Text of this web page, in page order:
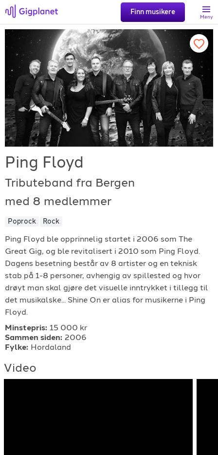
Finn musikere
Meny
Favoritter
Logg inn
Registrer artist
Gigplanet
For musiker
Support
Ping Floyd
Tributeband fra Bergen
med 8 medlemmer
Poprock Rock
Ping Floyd ble opprinnelig startet i 2006 som The
Great Gig, og ble revitalisert i 2010 som Ping Floyd.
Dagens besetning består av 8 artister og en teknisk
stab på 1-8 personer, avhengig av spillested og hvor
drøyt man skal gjøre det visuelle inntrykket i tillegg til
det musikalske... Shine On er alias for musikerne i Ping
Floyd.
Minstepris: 15 000 kr
Sammen siden: 2006
Fylke: Hordaland
Video